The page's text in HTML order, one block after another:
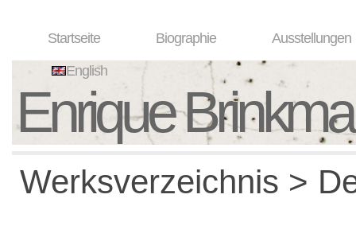
Startseite Biographie Ausstellungen
English
Enrique
Werksverzeichnis >